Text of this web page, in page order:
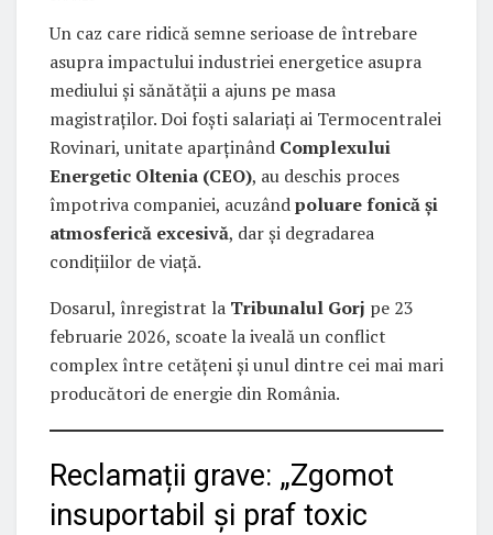
Un caz care ridică semne serioase de întrebare
asupra impactului industriei energetice asupra
mediului și sănătății a ajuns pe masa
magistraților. Doi foști salariați ai Termocentralei
Rovinari, unitate aparținând Complexului
Energetic Oltenia (CEO), au deschis proces
împotriva companiei, acuzândpoluare fonică și
atmosferică excesivă, dar și degradarea
condițiilor de viață.
Dosarul, înregistrat la Tribunalul Gorj pe 23
februarie 2026, scoate la iveală un conflict
complex între cetățeni și unul dintre cei mai mari
producători de energie din România.
Reclamații grave: „Zgomot
insuportabil și praf toxic